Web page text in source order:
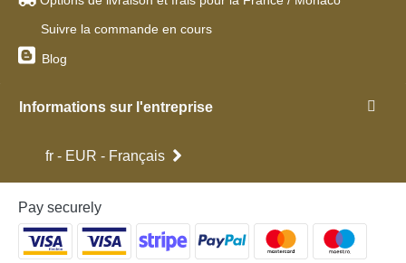
Suivre la commande en cours
Blog
Informations sur l'entreprise
fr - EUR - Français
Pay securely